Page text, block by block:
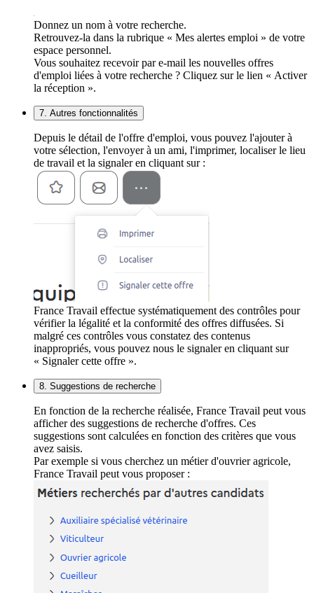
Donnez un nom à votre recherche.
Retrouvez-la dans la rubrique « Mes alertes emploi » de votre
espace personnel.
Vous souhaitez recevoir par e-mail les nouvelles offres
d'emploi liées à votre recherche ? Cliquez sur le lien « Activer
la réception ».
7. Autres fonctionnalités
Depuis le détail de l'offre d'emploi, vous pouvez l'ajouter à
votre sélection, l'envoyer à un ami, l'imprimer, localiser le lieu
de travail et la signaler en cliquant sur :
France Travail effectue systématiquement des contrôles pour
vérifier la légalité et la conformité des offres diffusées. Si
malgré ces contrôles vous constatez des contenus
inappropriés, vous pouvez nous le signaler en cliquant sur
« Signaler cette offre ».
8. Suggestions de recherche
En fonction de la recherche réalisée, France Travail peut vous
afficher des suggestions de recherche d'offres. Ces
suggestions sont calculées en fonction des critères que vous
avez saisis.
Par exemple si vous cherchez un métier d'ouvrier agricole,
France Travail peut vous proposer :